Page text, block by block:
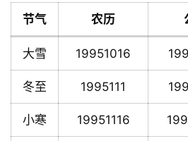
节气 农历
大雪 19951016
冬至 1995111
小寒 19951116